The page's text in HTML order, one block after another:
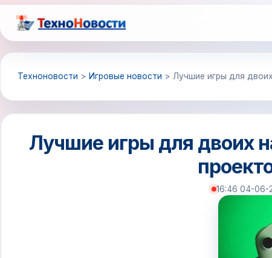
Перейти
к
содержимому
Техноновости > Игровые новости > Лучшие игры для
Лучшие игры для двоих
16:46 04-06-